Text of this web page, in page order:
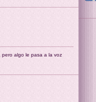
pero algo le pasa a la voz